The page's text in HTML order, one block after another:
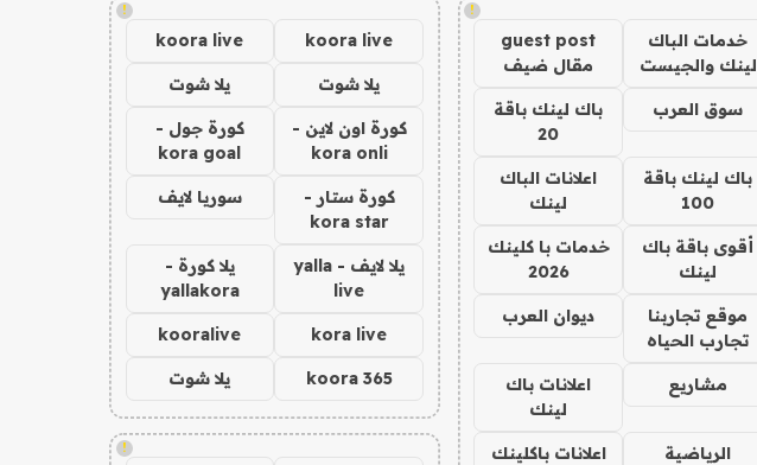
!
خدمات الباك
لينك والجيست
guest post
مقال ضيف
سوق العرب
باك لينك باقة
20
باك لينك باقة
100
اعلانات الباك
لينك
أقوى باقة باك
لينك
خدمات با كلينك
2026
موقع تجاربنا
تجارب الحياه
ديوان العرب
مشاريع
اعلانات باك
لينك
الرياضية اعلانات باكلينك
!
koora live
koora live
يلا شوت يلا شوت
كورة اون لاين -
kora onli
كورة جول -
kora goal
كورة ستار -
kora star
سوريا لايف
يلا لايف - yalla
live
يلا كورة -
yallakora
kora live
kooralive
koora 365 يلا شوت
!